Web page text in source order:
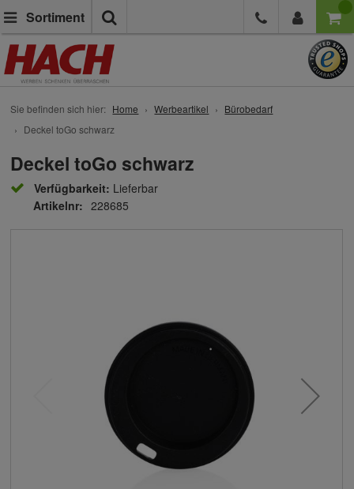
Sortiment
Sie befinden sich hier: Home Werbeartikel
Bürobedarf
Deckel toGo schwarz
Deckel toGo schwarz
Verfügbarkeit: Lieferbar
Artikelnr: 228685